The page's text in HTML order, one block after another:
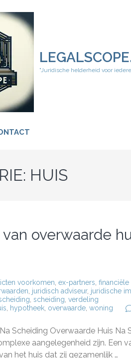
"Juridische helderheid voor
HUIS
overwaarde
voorkomen ex-partners
juridisch adviseur, juridische
scheiding verdeling
hypotheek overwaarde woning
Scheiding Overwaarde Huis
aangelegenheid zijn. Een
het huis dat zij gezamenlijk …